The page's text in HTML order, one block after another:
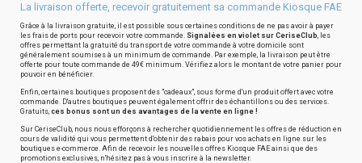
La livraison offerte, recevoir gratuitement sa commande Kiosque FAE
Grâce à la livraison gratuite, il est possible sous certaines conditions de ne pas avoir à payer
les frais de ports pour recevoir votre commande. Signalées en violet sur CeriseClub, les
offres permettant la gratuité du transport de votre commande à votre domicile sont
généralement soumises à un minimum de commande. Par exemple, la livraison peut être
offerte pour toute commande de 49€ minimum. Vérifiez alors le montant de votre panier pour
pouvoir en bénéficier.
Enfin, certaines boutiques proposent des "cadeaux", sous forme d'un produit offert avec votre
commande. D'autres boutiques peuvent également offrir des échantillons ou des services.
Gratuits, ces bonus sont un des avantages de la vente en ligne !
Sur CeriseClub, nous nous efforçons à rechercher quotidiennement les offres de réduction en
cours de validité qui vous permettent d'obtenir des rabais pour vos achats en ligne sur les
boutiques e-commerce. Afin de recevoir les nouvelles offres Kiosque FAE ainsi que des
promotions exclusives, n'hésitez pas à vous inscrire à la newsletter.